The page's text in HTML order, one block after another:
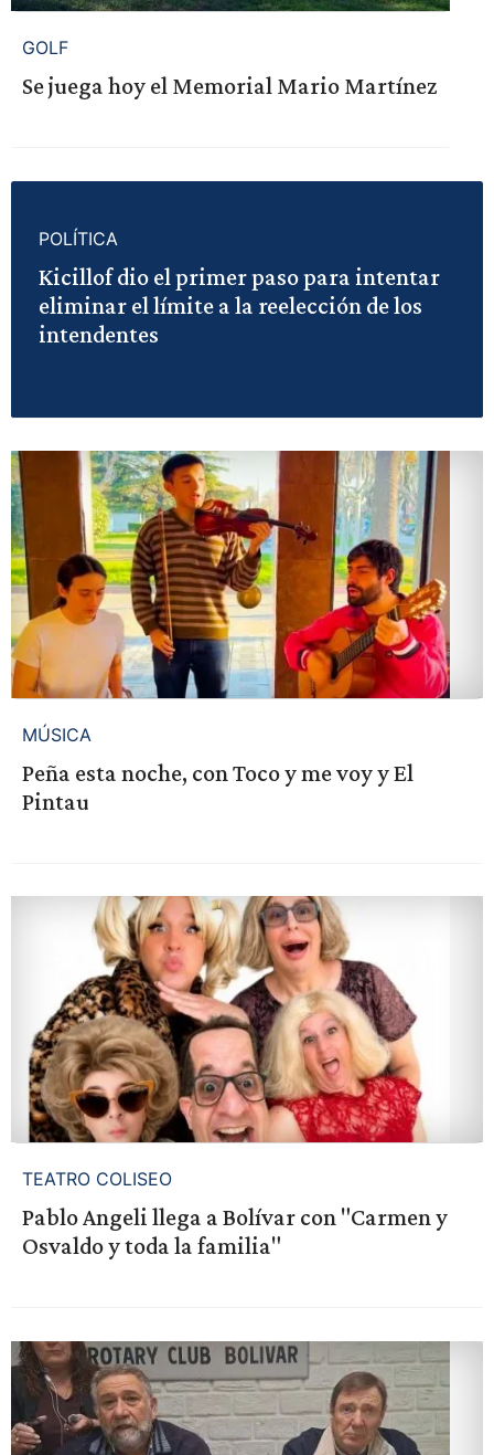
GOLF
Se juega hoy el Memorial Mario Martínez
POLÍTICA
Kicillof dio el primer paso para intentar
eliminar el límite a la reelección de los
intendentes
MÚSICA
Peña esta noche, con Toco y me voy y El
Pintau
TEATRO COLISEO
Pablo Angeli llega a Bolívar con "Carmen y
Osvaldo y toda la familia"